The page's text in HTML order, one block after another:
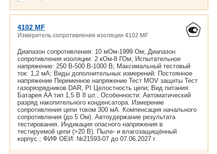
4102 MF
Измеритель сопротивления изоляции 4102 MF
Диапазон сопротивления: 10 мОм-1999 Ом; Диапазон
сопротивления изоляции: 2 кОм-8 ГОм; Испытательное
напряжение: 250 В-500 В-1000 В; Максимальный тестовый
ток: 1,2 мА; Виды дополнительных измерений: Постоянное
напряжение Переменное напряжение Тест MОV защиты Тест
газорязрядников DAR, PI Целостность цепи; Вид питания:
Батарея AA тип 1,5 В 8 шт.; Особенности: Автоматический
разряд накопительного конденсатора. Измерение
сопротивления цепи током 300 мА. Компенсация начального
сопротивления (до 5 Ом). Автоудержание результата
тестирования. Индикация опасного напряжения в
тестируемой цепи (>20 В). Пыле- и влагозащищённый
корпус.; ФИФ ОЕИ: №21593-07 до 07.06.2027 г.